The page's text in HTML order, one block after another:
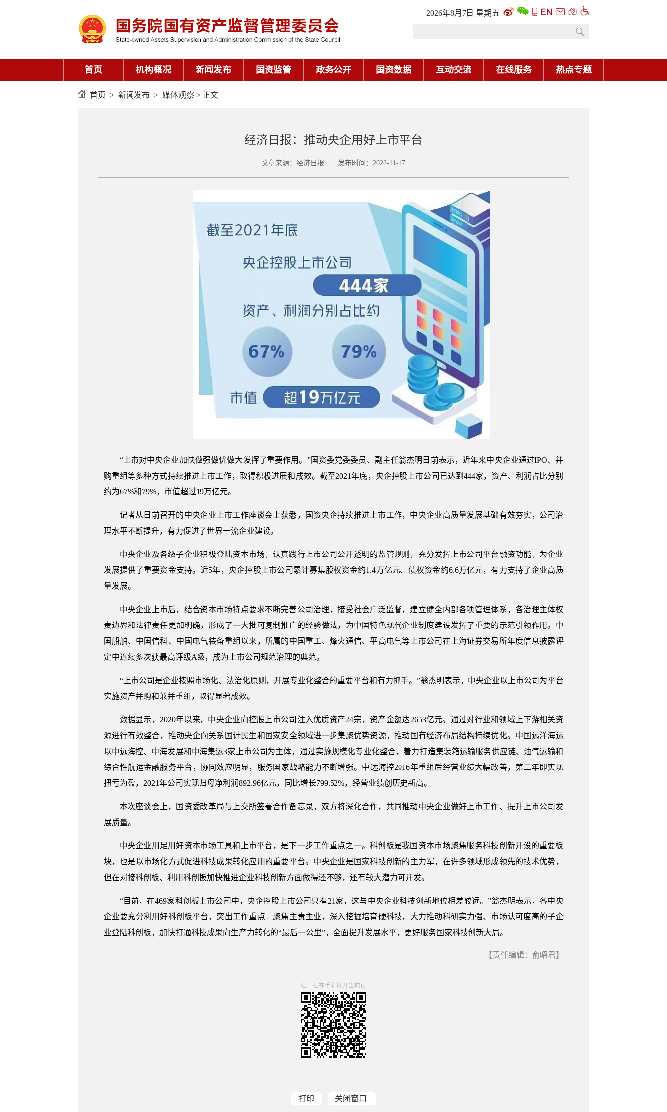
2026年8月7日 星期五
首页 机构概况 新闻发布 国资监管 政务公开 国资数据 互动交流 在线服务 热点专题
首页 > 新闻发布 > 媒体观察 > 正文
经济日报：推动央企用好上市平台
文章来源：经济日报 发布时间：2022-11-17
“上市对中央企业加快做强做优做大发挥了重要作用。”国资委党委委员、副主任翁杰明日前表示，近年来中央企业通过IPO、并
购重组等多种方式持续推进上市工作，取得积极进展和成效。截至2021年底，央企控股上市公司已达到444家，资产、利润占比分别
约为67%和79%，市值超过19万亿元。
记者从日前召开的中央企业上市工作座谈会上获悉，国资央企持续推进上市工作，中央企业高质量发展基础有效夯实，公司治
理水平不断提升，有力促进了世界一流企业建设。
中央企业及各级子企业积极登陆资本市场，认真践行上市公司公开透明的监管规则，充分发挥上市公司平台融资功能，为企业
发展提供了重要资金支持。近5年，央企控股上市公司累计募集股权资金约1.4万亿元、债权资金约6.6万亿元，有力支持了企业高质
量发展。
中央企业上市后，结合资本市场特点要求不断完善公司治理，接受社会广泛监督，建立健全内部各项管理体系，各治理主体权
责边界和法律责任更加明确，形成了一大批可复制推广的经验做法，为中国特色现代企业制度建设发挥了重要的示范引领作用。中
国船舶、中国信科、中国电气装备重组以来，所属的中国重工、烽火通信、平高电气等上市公司在上海证券交易所年度信息披露评
定中连续多次获最高评级A级，成为上市公司规范治理的典范。
“上市公司是企业按照市场化、法治化原则，开展专业化整合的重要平台和有力抓手。”翁杰明表示，中央企业以上市公司为平台
实施资产并购和兼并重组，取得显著成效。
数据显示，2020年以来，中央企业向控股上市公司注入优质资产24宗，资产金额达2653亿元。通过对行业和领域上下游相关资
源进行有效整合，推动央企向关系国计民生和国家安全领域进一步集聚优势资源，推动国有经济布局结构持续优化。中国远洋海运
以中远海控、中海发展和中海集运3家上市公司为主体，通过实施规模化专业化整合，着力打造集装箱运输服务供应链、油气运输和
综合性航运金融服务平台，协同效应明显，服务国家战略能力不断增强。中远海控2016年重组后经营业绩大幅改善，第二年即实现
扭亏为盈，2021年公司实现归母净利润892.96亿元，同比增长799.52%，经营业绩创历史新高。
本次座谈会上，国资委改革局与上交所签署合作备忘录，双方将深化合作，共同推动中央企业做好上市工作、提升上市公司发
展质量。
中央企业用足用好资本市场工具和上市平台，是下一步工作重点之一。科创板是我国资本市场聚焦服务科技创新开设的重要板
块，也是以市场化方式促进科技成果转化应用的重要平台。中央企业是国家科技创新的主力军，在许多领域形成领先的技术优势，
但在对接科创板、利用科创板加快推进企业科技创新方面做得还不够，还有较大潜力可开发。
“目前，在469家科创板上市公司中，央企控股上市公司只有21家，这与中央企业科技创新地位相差较远。”翁杰明表示，各中央
企业要充分利用好科创板平台，突出工作重点，聚焦主责主业，深入挖掘培育硬科技，大力推动科研实力强、市场认可度高的子企
业登陆科创板，加快打通科技成果向生产力转化的“最后一公里”，全面提升发展水平，更好服务国家科技创新大局。
【责任编辑：俞昭君】
扫一扫在手机打开当前页
打印 关闭窗口